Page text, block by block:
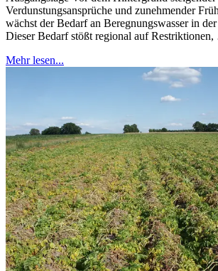
Verdunstungsansprüche und zunehmender
wächst der Bedarf an Beregnungswasser in
Dieser Bedarf stößt regional auf
Mehr lesen...